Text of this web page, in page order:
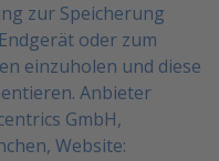
zur Speicherung
oder zum
einzuholen und diese
Anbieter
GmbH,
Website: